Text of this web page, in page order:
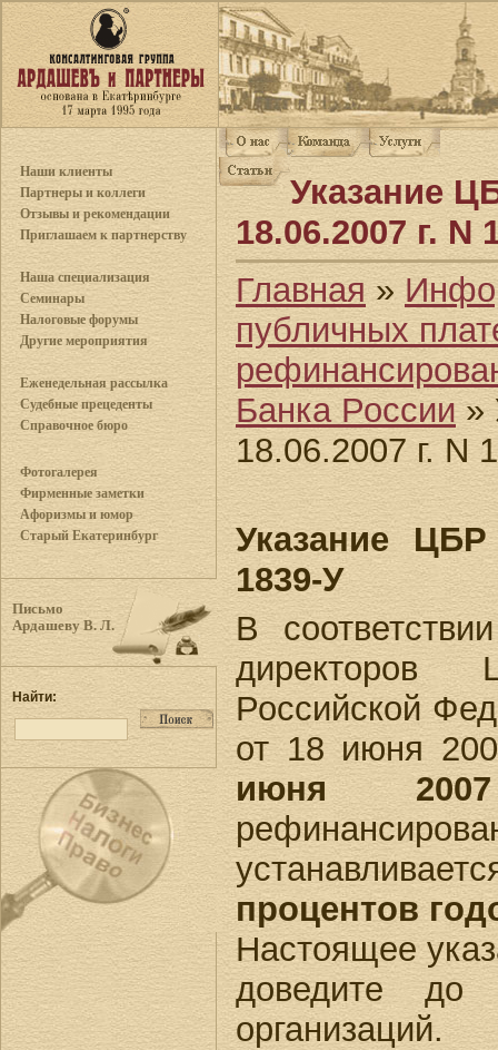
Наши клиенты
Партнеры и коллеги
Отзывы и рекомендации
Приглашаем к партнерству
Наша специализация
Семинары
Налоговые форумы
Другие мероприятия
Еженедельная рассылка
Судебные прецеденты
Справочное бюро
Фотогалерея
Фирменные заметки
Афоризмы и юмор
Старый Екатеринбург
Письмо
Ардашеву В. Л.
Найти:
Указание
18.06.2007 г. N
Главная »
публичных
Банка России»
18.06.2007 г. N
Указание
1839-У
В
директоров
Российской
от 18 июня
июня
процентов
Настоящее
доведите до
организаций.